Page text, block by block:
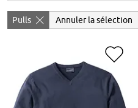
Pulls Annuler la sélection